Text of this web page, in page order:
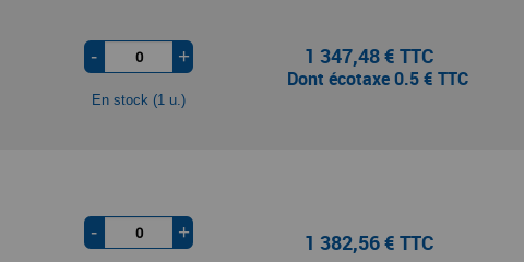
- +
En stock (1 u.)
1 347,48 € TTC
Dont écotaxe 0.5 € TTC
- + 1 382,56 € TTC